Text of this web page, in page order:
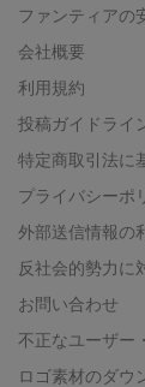
ファンティアの
会社概要
利用規約
投稿ガイドライ
特定商取引法に
プライバシーポ
外部送信情報の
反社会的勢力に
お問い合わせ
不正なユーザー
ロゴ素材のダウ